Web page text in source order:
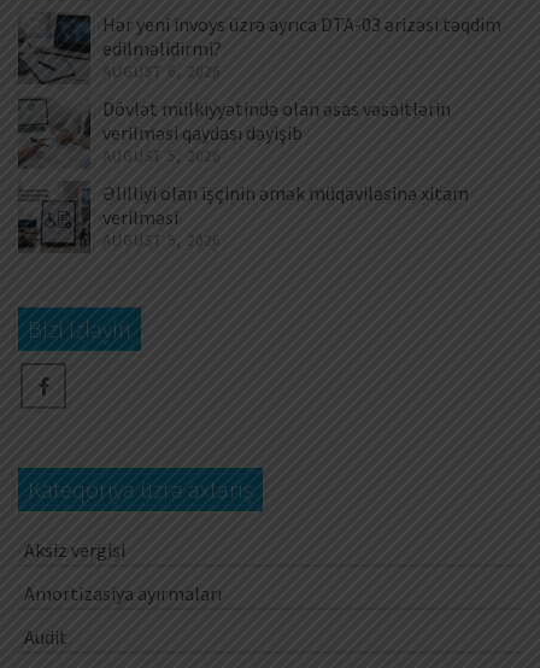
Hər yeni invoys üzrə ayrıca DTA-03 ərizəsi təqdim
edilməlidirmi?
AUGUST 6, 2026
Dövlət mülkiyyətində olan əsas vəsaitlərin
verilməsi qaydası dəyişib
AUGUST 5, 2026
Əlilliyi olan işçinin əmək müqaviləsinə xitam
verilməsi
AUGUST 5, 2026
Bizi izləyin
Kateqoriya üzrə axtarış
Aksiz vergisi
Amortizasiya ayırmaları
Audit